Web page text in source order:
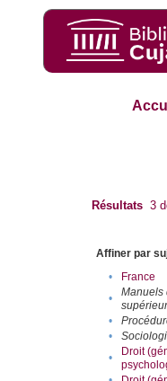
Résultats 3
Affiner par
•
France
•
Manuels
•
•
•
Droit